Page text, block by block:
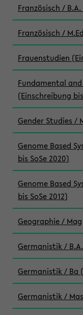
Französisch /
Französisch /
Frauenstudien
Fundamental
(Einschreibung
Gender Studies /
Genome Based
bis SoSe 2020)
Genome Based
bis SoSe 2012)
Geographie / Mag
Germanistik /
Germanistik / Ba
Germanistik /